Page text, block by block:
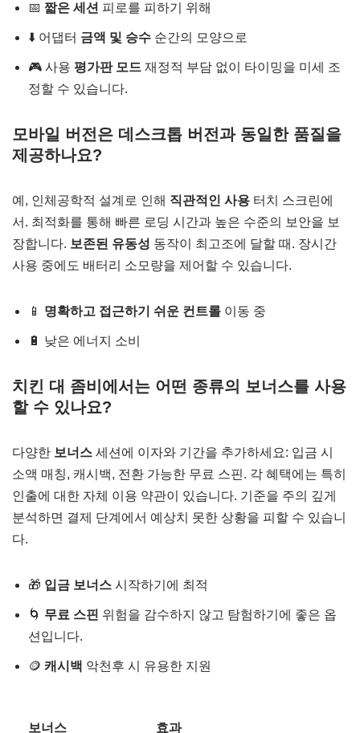
📅 짧은 세션 피로를 피하기 위해
⬇️ 어댑터 금액 및 승수 순간의 모양으로
🎮 사용 평가판 모드 재정적 부담 없이 타이밍을 미세 조
정할 수 있습니다.
모바일 버전은 데스크톱 버전과 동일한 품질을
제공하나요?
예, 인체공학적 설계로 인해 직관적인 사용 터치 스크린에
서. 최적화를 통해 빠른 로딩 시간과 높은 수준의 보안을 보
장합니다. 보존된 유동성 동작이 최고조에 달할 때. 장시간
사용 중에도 배터리 소모량을 제어할 수 있습니다.
📱 명확하고 접근하기 쉬운 컨트롤 이동 중
🔋 낮은 에너지 소비
치킨 대 좀비에서는 어떤 종류의 보너스를 사용
할 수 있나요?
다양한 보너스 세션에 이자와 기간을 추가하세요: 입금 시
소액 매칭, 캐시백, 전환 가능한 무료 스핀. 각 혜택에는 특히
인출에 대한 자체 이용 약관이 있습니다. 기준을 주의 깊게
분석하면 결제 단계에서 예상치 못한 상황을 피할 수 있습니
다.
🎁 입금 보너스 시작하기에 최적
🌀 무료 스핀 위험을 감수하지 않고 탐험하기에 좋은 옵
션입니다.
🪙 캐시백 악천후 시 유용한 지원
보너스 효과